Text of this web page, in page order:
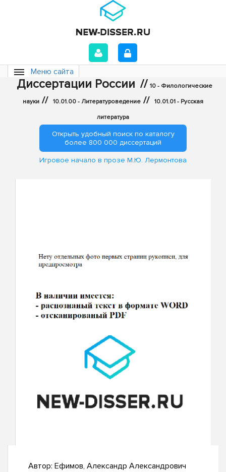
Меню сайта
Диссертации России // 10 - Филологические
науки // 10.01.00 - Литературоведение // 10.01.01 - Русская
литература
Открыть удобный поиск по каталогу
более 800 000 диссертаций
Игровое начало в прозе М.Ю. Лермонтова
Автор: Ефимов, Александр Александрович